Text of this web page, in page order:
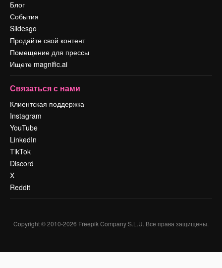
Блог
События
Slidesgo
Продайте свой контент
Помещение для прессы
Ищете magnific.ai
Связаться с нами
Клиентская поддержка
Instagram
YouTube
LinkedIn
TikTok
Discord
X
Reddit
Copyright © 2010-2026 Freepik Company S.L.U. Все права защищены.